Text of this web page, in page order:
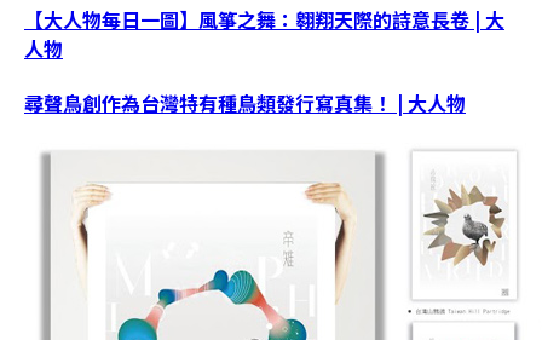
【大人物每日一圖】風箏之舞：翱翔天際的詩意長卷 | 大
人物
尋聲鳥創作為台灣特有種鳥類發行寫真集！ | 大人物